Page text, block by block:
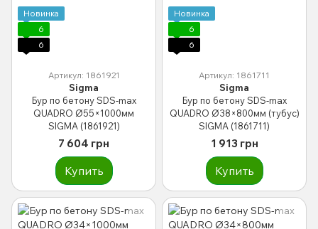
Новинка
6
6
Артикул: 1861921
Sigma
Бур по бетону SDS-max
QUADRO Ø55×1000мм
SIGMA (1861921)
7 604 грн
Купить
Новинка
6
6
Артикул: 1861711
Sigma
Бур по бетону SDS-max
QUADRO Ø38×800мм (тубус)
SIGMA (1861711)
1 913 грн
Купить